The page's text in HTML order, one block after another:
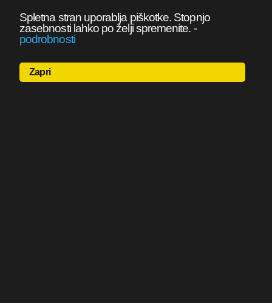
Spletna stran uporablja piškotke. Stopnjo
zasebnosti lahko po želji spremenite. -
podrobnosti
Zapri